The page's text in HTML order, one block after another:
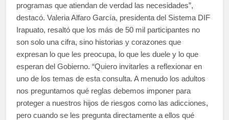
programas que atiendan de verdad las necesidades”,
destacó. Valeria Alfaro García, presidenta del Sistema DIF
Irapuato, resaltó que los más de 50 mil participantes no
son solo una cifra, sino historias y corazones que
expresan lo que les preocupa, lo que les duele y lo que
esperan del Gobierno. “Quiero invitarles a reflexionar en
uno de los temas de esta consulta. A menudo los adultos
nos preguntamos qué reglas debemos imponer para
proteger a nuestros hijos de riesgos como las adicciones,
pero cuando se les pregunta directamente a ellos qué